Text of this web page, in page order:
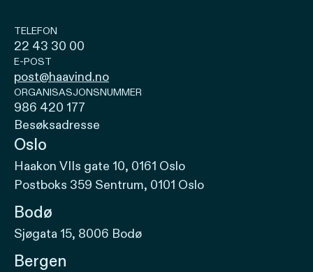
TELEFON
22 43 30 00
E-POST
post@haavind.no
ORGANISASJONSNUMMER
986 420 177
Besøksadresse
Oslo
Haakon VIIs gate 10, 0161 Oslo
Postboks 359 Sentrum, 0101 Oslo
Bodø
Sjøgata 15, 8006 Bodø
Bergen